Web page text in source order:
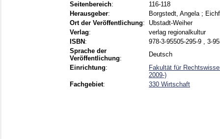
Seitenbereich:
116-118
Herausgeber: Borgstedt, Angela ;
Ort der Veröffentlichung:
Ubstadt-Weiher
Verlag:
verlag regionalkultur
ISBN :
978-3-95505-295-9 , 3-
Sprache der
Veröffentlichung:
Deutsch
Einrichtung:
Fakultät für
2009-)
Fachgebiet: 330 Wirtschaft